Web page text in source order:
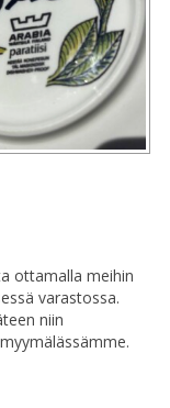
ottamalla meihin
varastossa.
niin